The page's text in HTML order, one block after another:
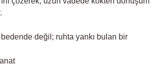
bedende değil; ruhta yankı bulan bir